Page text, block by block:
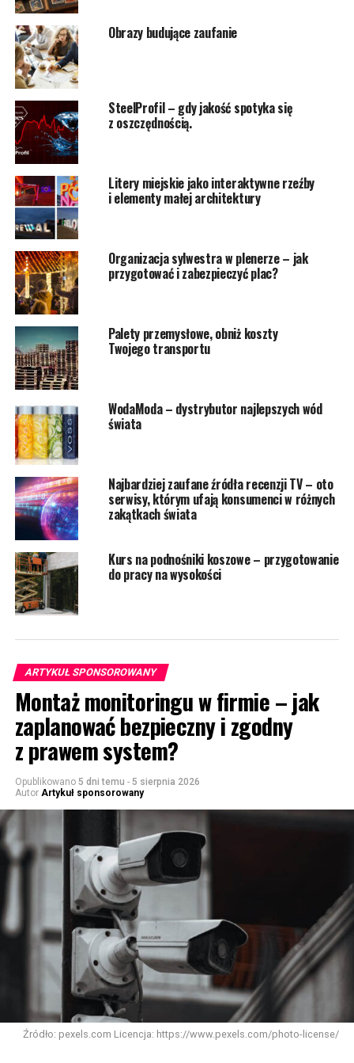
Obrazy budujące zaufanie
SteelProfil – gdy jakość spotyka się
z oszczędnością.
Litery miejskie jako interaktywne rzeźby
i elementy małej architektury
Organizacja sylwestra w plenerze – jak
przygotować i zabezpieczyć plac?
Palety przemysłowe, obniż koszty
Twojego transportu
WodaModa – dystrybutor najlepszych wód
świata
Najbardziej zaufane źródła recenzji TV – oto
serwisy, którym ufają konsumenci w różnych
zakątkach świata
Kurs na podnośniki koszowe – przygotowanie
do pracy na wysokości
ARTYKUŁ SPONSOROWANY
Montaż monitoringu w firmie – jak
zaplanować bezpieczny i zgodny
z prawem system?
Opublikowano 5 dni temu - 5 sierpnia 2026
Autor Artykuł sponsorowany
Źródło: pexels.com Licencja: https://www.pexels.com/photo-license/